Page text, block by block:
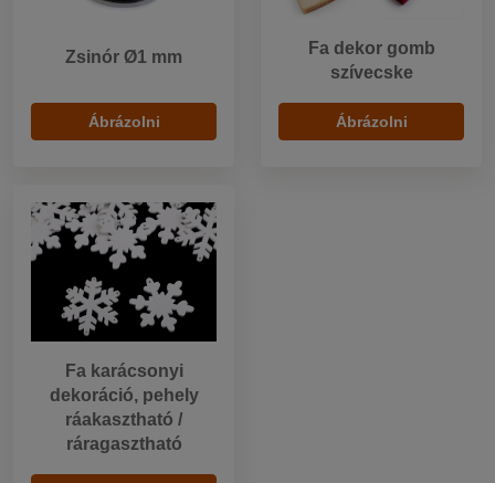
Zsinór Ø1 mm
Ábrázolni
Fa dekor gomb
szívecske
Ábrázolni
Fa karácsonyi
dekoráció, pehely
ráakasztható /
ráragasztható